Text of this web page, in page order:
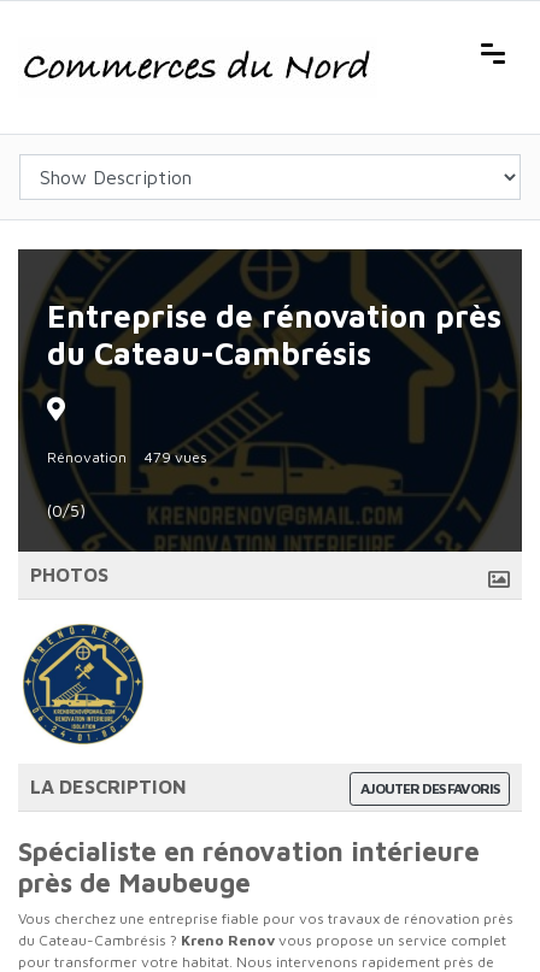
Entreprise de rénovation près
du Cateau-Cambrésis
Rénovation 479 vues
(0/5)
PHOTOS
AJOUTER DES FAVORIS
LA DESCRIPTION
Spécialiste en rénovation intérieure
près de Maubeuge
Vous cherchez une entreprise fiable pour vos travaux de rénovation près
du Cateau-Cambrésis ? Kreno Renov vous propose un service complet
pour transformer votre habitat. Nous intervenons rapidement près de